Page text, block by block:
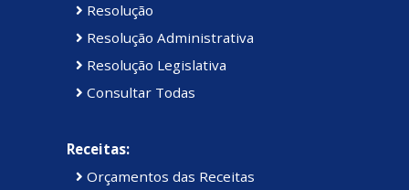
Resolução
Resolução Administrativa
Resolução Legislativa
Consultar Todas
Receitas:
Orçamentos das Receitas